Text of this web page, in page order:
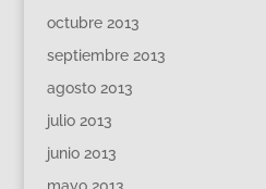
octubre 2013
septiembre 2013
agosto 2013
julio 2013
junio 2013